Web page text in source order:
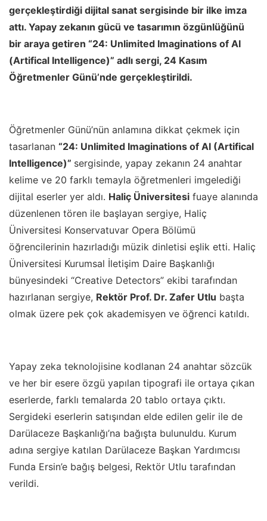
gerçekleştirdiği dijital sanat sergisinde bir ilke imza
attı. Yapay zekanın gücü ve tasarımın özgünlüğünü
bir araya getiren “24: Unlimited Imaginations of AI
(Artifical Intelligence)” adlı sergi, 24 Kasım
Öğretmenler Günü’nde gerçekleştirildi.
Öğretmenler Günü’nün anlamına dikkat çekmek için
tasarlanan “24: Unlimited Imaginations of AI (Artifical
Intelligence)” sergisinde, yapay zekanın 24 anahtar
kelime ve 20 farklı temayla öğretmenleri imgelediği
dijital eserler yer aldı. Haliç Üniversitesi fuaye alanında
düzenlenen tören ile başlayan sergiye, Haliç
Üniversitesi Konservatuvar Opera Bölümü
öğrencilerinin hazırladığı müzik dinletisi eşlik etti. Haliç
Üniversitesi Kurumsal İletişim Daire Başkanlığı
bünyesindeki “Creative Detectors” ekibi tarafından
hazırlanan sergiye, Rektör Prof. Dr. Zafer Utlu başta
olmak üzere pek çok akademisyen ve öğrenci katıldı.
Yapay zeka teknolojisine kodlanan 24 anahtar sözcük
ve her bir esere özgü yapılan tipografi ile ortaya çıkan
eserlerde, farklı temalarda 20 tablo ortaya çıktı.
Sergideki eserlerin satışından elde edilen gelir ile de
Darülaceze Başkanlığı’na bağışta bulunuldu. Kurum
adına sergiye katılan Darülaceze Başkan Yardımcısı
Funda Ersin’e bağış belgesi, Rektör Utlu tarafından
verildi.